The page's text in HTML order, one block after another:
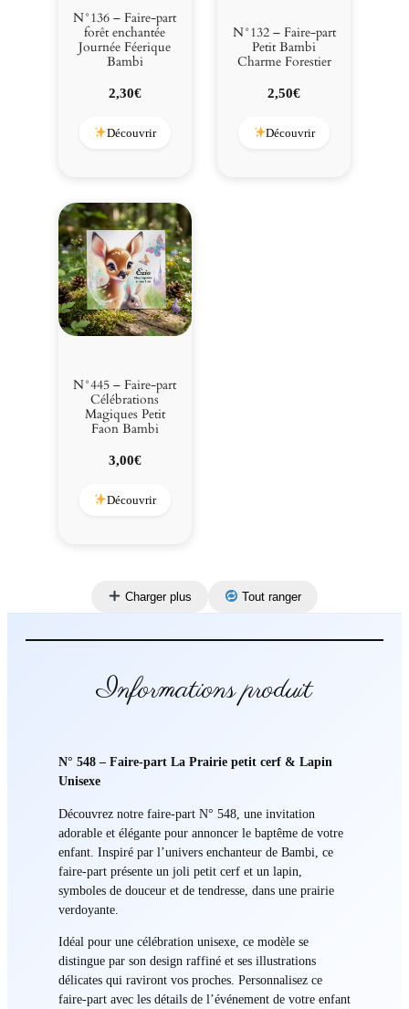
N°136 – Faire-part
forêt enchantée
Journée Féerique
Bambi
2,30€
Découvrir
N°132 – Faire-part
Petit Bambi
Charme Forestier
2,50€
Découvrir
N°445 – Faire-part
Célébrations
Magiques Petit
Faon Bambi
3,00€
Découvrir
Charger plus Tout ranger
Informations produit
N° 548 – Faire-part La Prairie petit cerf & Lapin
Unisexe
Découvrez notre faire-part N° 548, une invitation
adorable et élégante pour annoncer le baptême de votre
enfant. Inspiré par l’univers enchanteur de Bambi, ce
faire-part présente un joli petit cerf et un lapin,
symboles de douceur et de tendresse, dans une prairie
verdoyante.
Idéal pour une célébration unisexe, ce modèle se
distingue par son design raffiné et ses illustrations
délicates qui raviront vos proches. Personnalisez ce
faire-part avec les détails de l’événement de votre enfant